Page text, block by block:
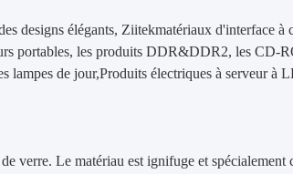
designs élégants, Ziitekmatériaux d'interface à
portables, les produits DDR&DDR2, les CD-
lampes de jour,Produits électriques à serveur à
verre. Le matériau est ignifuge et